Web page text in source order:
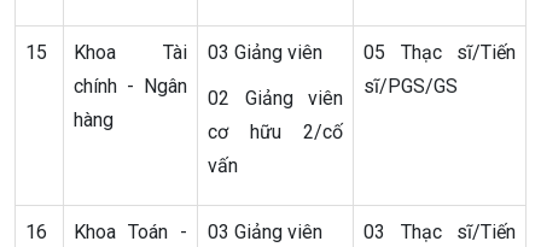
15
Khoa Tài
chính - Ngân
hàng
03 Giảng viên
02 Giảng viên
cơ hữu 2/cố
vấn
05 Thạc sĩ/Tiến
sĩ/PGS/GS
16
Khoa Toán -
03 Giảng viên
03 Thạc sĩ/Tiến